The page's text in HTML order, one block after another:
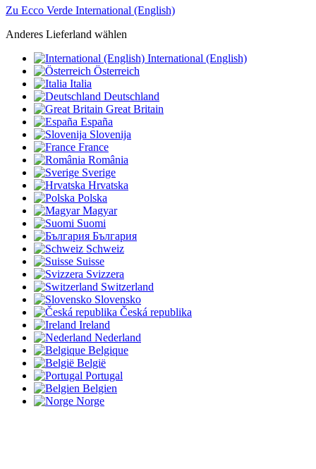
Zu Ecco Verde International (English)
Anderes Lieferland wählen
International (English)
Österreich
Italia
Deutschland
Great Britain
España
Slovenija
France
România
Sverige
Hrvatska
Polska
Magyar
Suomi
България
Schweiz
Suisse
Svizzera
Switzerland
Slovensko
Česká republika
Ireland
Nederland
Belgique
België
Portugal
Belgien
Norge